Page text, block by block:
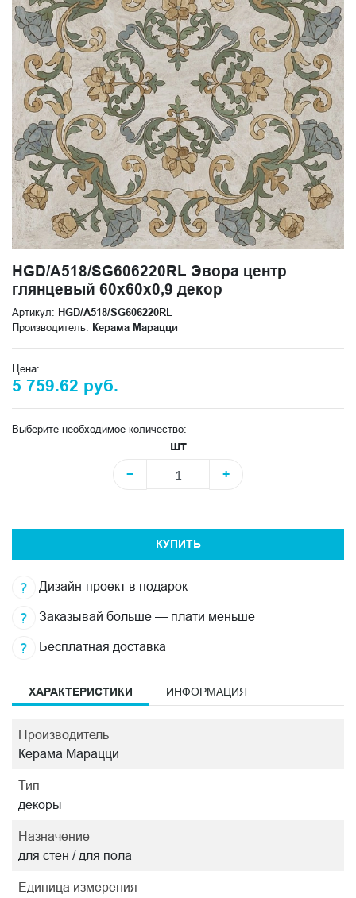
HGD/A518/SG606220RL Эвора центр
глянцевый 60x60x0,9 декор
Артикул: HGD/A518/SG606220RL
Производитель: Керама Марацци
Цена:
5 759.62 руб.
Выберите необходимое количество:
шт
−
+
КУПИТЬ
Дизайн-проект в подарок
Заказывай больше — плати меньше
Бесплатная доставка
ХАРАКТЕРИСТИКИ ИНФОРМАЦИЯ
Производитель
Керама Марацци
Тип
декоры
Назначение
для стен / для пола
Единица измерения